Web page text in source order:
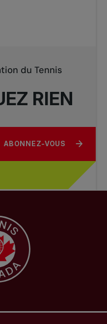
RIEN
du Tennis
ABONNEZ-VOUS